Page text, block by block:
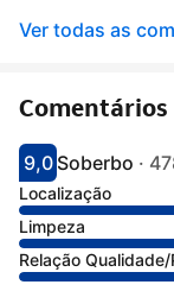
Ver todas as
Comentários
Pontuado com 9
9,0
Avaliado como
Soberbo ·
Localização
Limpeza
Relação